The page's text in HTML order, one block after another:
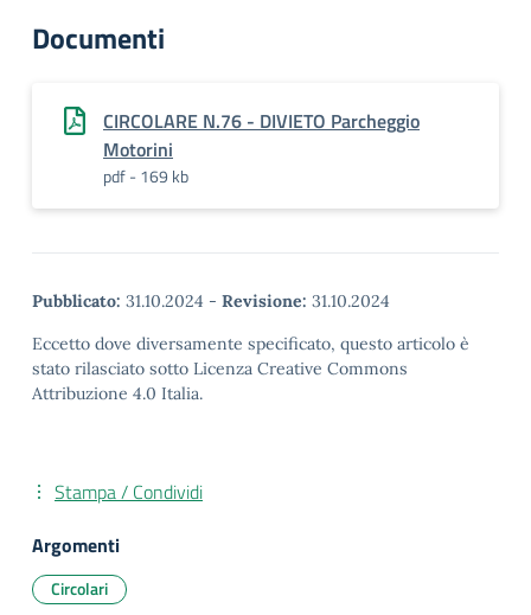
Documenti
CIRCOLARE N.76 - DIVIETO Parcheggio
Motorini
pdf - 169 kb
Pubblicato: 31.10.2024 - Revisione: 31.10.2024
Eccetto dove diversamente specificato, questo articolo è
stato rilasciato sotto Licenza Creative Commons
Attribuzione 4.0 Italia.
Stampa / Condividi
Argomenti
Circolari